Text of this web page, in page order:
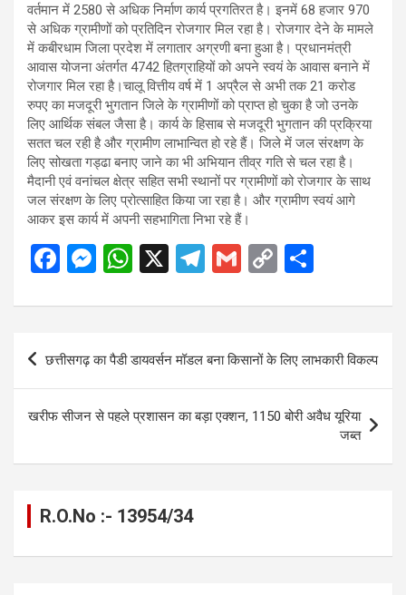
वर्तमान में 2580 से अधिक निर्माण कार्य प्रगतिरत है। इनमें 68 हजार 970
से अधिक ग्रामीणों को प्रतिदिन रोजगार मिल रहा है। रोजगार देने के मामले
में कबीरधाम जिला प्रदेश में लगातार अग्रणी बना हुआ है। प्रधानमंत्री
आवास योजना अंतर्गत 4742 हितग्राहियों को अपने स्वयं के आवास बनाने में
रोजगार मिल रहा है।चालू वित्तीय वर्ष में 1 अप्रैल से अभी तक 21 करोड
रुपए का मजदूरी भुगतान जिले के ग्रामीणों को प्राप्त हो चुका है जो उनके
लिए आर्थिक संबल जैसा है। कार्य के हिसाब से मजदूरी भुगतान की प्रक्रिया
सतत चल रही है और ग्रामीण लाभान्वित हो रहे हैं। जिले में जल संरक्षण के
लिए सोखता गड्ढा बनाए जाने का भी अभियान तीव्र गति से चल रहा है।
मैदानी एवं वनांचल क्षेत्र सहित सभी स्थानों पर ग्रामीणों को रोजगार के साथ
जल संरक्षण के लिए प्रोत्साहित किया जा रहा है। और ग्रामीण स्वयं आगे
आकर इस कार्य में अपनी सहभागिता निभा रहे हैं।
F
ce
b
o
o
k
M
se
n
g
er
W
at
A
p
p
X
T
e
gr
a
m
G
ail
C
py
Li
n
k
ar
Post
navigation
छत्तीसगढ़ का पैडी डायवर्सन मॉडल बना किसानों के लिए लाभकारी विकल्प
खरीफ सीजन से पहले प्रशासन का बड़ा एक्शन, 1150 बोरी अवैध यूरिया
जब्त
R.O.No :- 13954/34